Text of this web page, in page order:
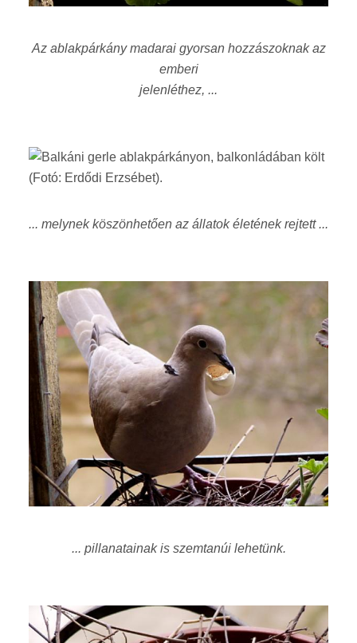
Az ablakpárkány madarai gyorsan hozzászoknak az
emberi
jelenléthez, ...
... melynek köszönhetően az állatok életének rejtett ...
... pillanatainak is szemtanúi lehetünk.